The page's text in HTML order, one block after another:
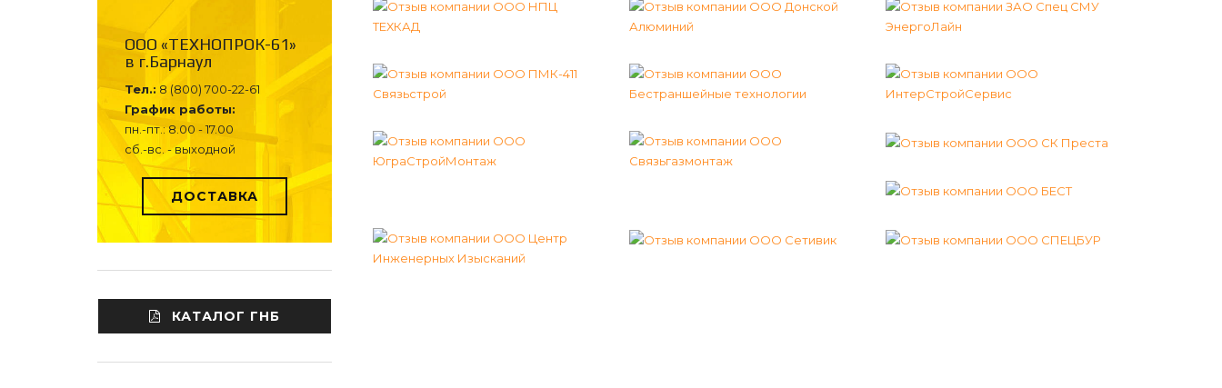
ООО «ТЕХНОПРОК-61»
в г.Барнаул
Тел.: 8 (800) 700-22-61
График работы:
пн.-пт.: 8.00 - 17.00
сб.-вс. - выходной
ДОСТАВКА
КАТАЛОГ ГНБ